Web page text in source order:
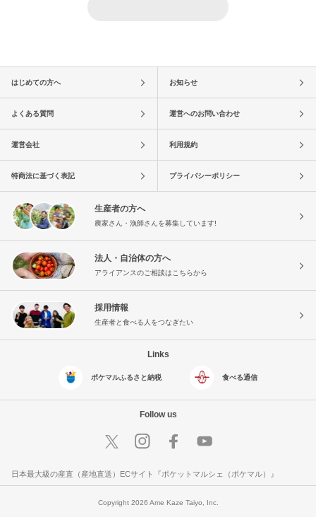
はじめての方へ お知らせ
よくある質問 運営へのお問い合わせ
運営会社 利用規約
特商法に基づく表記 プライバシーポリシー
生産者の方へ
農家さん・漁師さんを募集しています!
法人・自治体の方へ
アライアンスのご相談はこちらから
採用情報
生産者と食べる人をつなぎたい
Links
ポケマルふるさと納税 食べる通信
Follow us
日本最大級の産直（産地直送）ECサイト『ポケットマルシェ（ポケマル）』
Copyright 2026 Ame Kaze Taiyo, Inc.